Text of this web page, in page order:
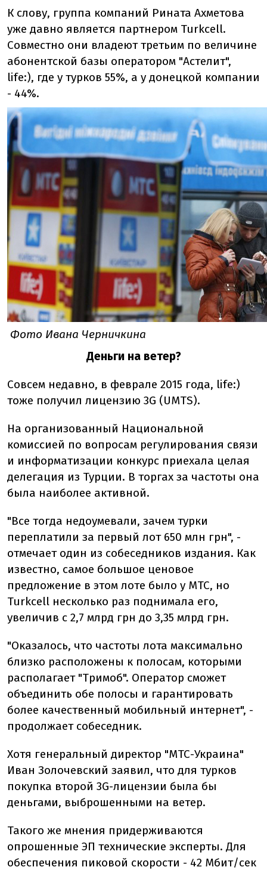
К слову, группа компаний Рината Ахметова
уже давно является партнером Turkcell.
Совместно они владеют третьим по величине
абонентской базы оператором "Астелит",
life:), где у турков 55%, а у донецкой компании
- 44%.
Фото Ивана Черничкина
Деньги на ветер?
Совсем недавно, в феврале 2015 года, life:)
тоже получил лицензию 3G (UMTS).
На организованный Национальной
комиссией по вопросам регулирования связи
и информатизации конкурс приехала целая
делегация из Турции. В торгах за частоты она
была наиболее активной.
"Все тогда недоумевали, зачем турки
переплатили за первый лот 650 млн грн", -
отмечает один из собеседников издания. Как
известно, самое большое ценовое
предложение в этом лоте было у МТС, но
Turkcell несколько раз поднимала его,
увеличив с 2,7 млрд грн до 3,35 млрд грн.
"Оказалось, что частоты лота максимально
близко расположены к полосам, которыми
располагает "Тримоб". Оператор сможет
объединить обе полосы и гарантировать
более качественный мобильный интернет", -
продолжает собеседник.
Хотя генеральный директор "МТС-Украина"
Иван Золочевский заявил, что для турков
покупка второй 3G-лицензии была бы
деньгами, выброшенными на ветер.
Такого же мнения придерживаются
опрошенные ЭП технические эксперты. Для
обеспечения пиковой скорости - 42 Мбит/сек